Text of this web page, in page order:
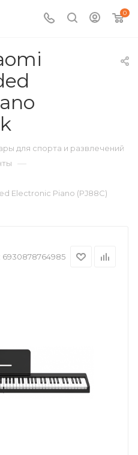
0
для спорта и развлечений
—
Electronic Piano (PJ88C)
6930878764985